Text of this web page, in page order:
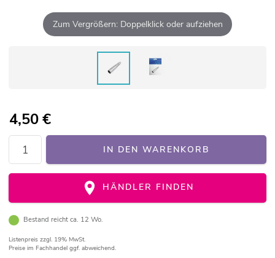
Zum Vergrößern: Doppelklick oder aufziehen
4,50€
IN DEN WARENKORB
HÄNDLER FINDEN
Bestand reicht ca. 12 Wo.
Listenpreis zzgl. 19% MwSt.
Preise im Fachhandel ggf. abweichend.